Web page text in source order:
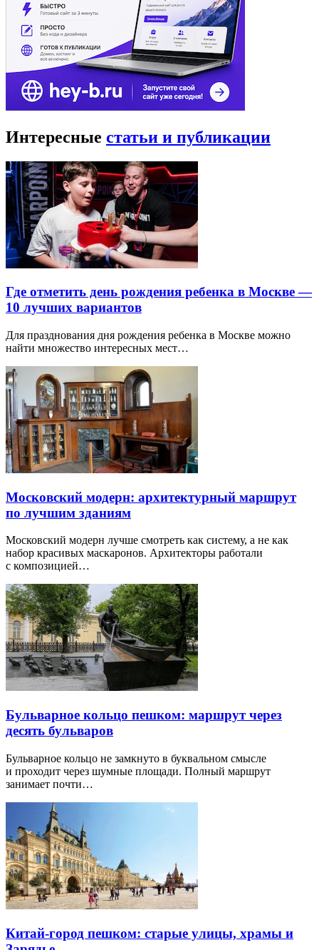
Интересные статьи и публикации
Где отметить день рождения ребенка в Москве —
10 лучших вариантов
Для празднования дня рождения ребенка в Москве можно
найти множество интересных мест…
Московский модерн: архитектурный маршрут
по лучшим зданиям
Московский модерн лучше смотреть как систему, а не как
набор красивых маскаронов. Архитекторы работали
с композицией…
Бульварное кольцо пешком: маршрут через
десять бульваров
Бульварное кольцо не замкнуто в буквальном смысле
и проходит через шумные площади. Полный маршрут
занимает почти…
Китай-город пешком: старые улицы, храмы и